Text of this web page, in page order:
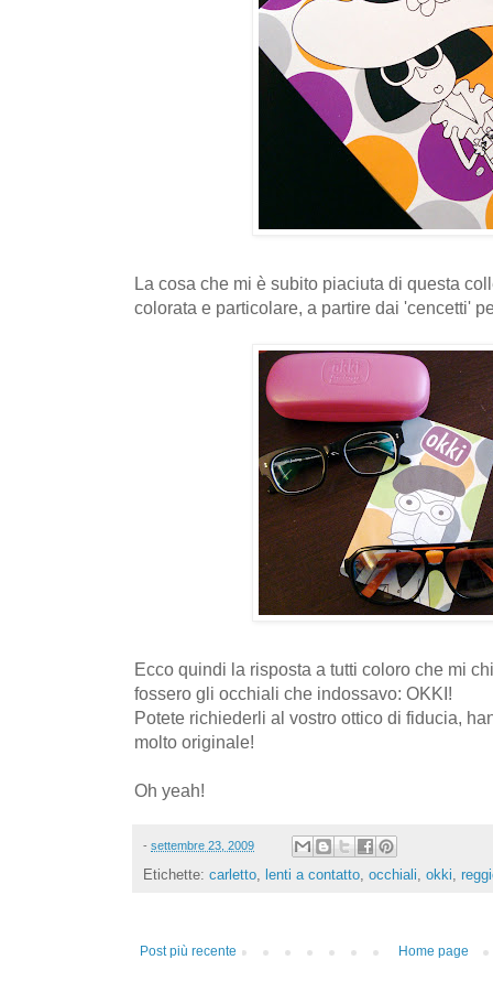
La cosa che mi è subito piaciuta di questa
colorata e particolare, a partire dai 'cencetti'
Ecco quindi la risposta a tutti coloro che mi
fossero gli occhiali che indossavo: OKKI!
Potete richiederli al vostro ottico di fiducia,
molto originale!
Oh yeah!
- settembre 23, 2009
Etichette: carletto, lenti a contatto, occhiali, okki,
Post più recente Home page